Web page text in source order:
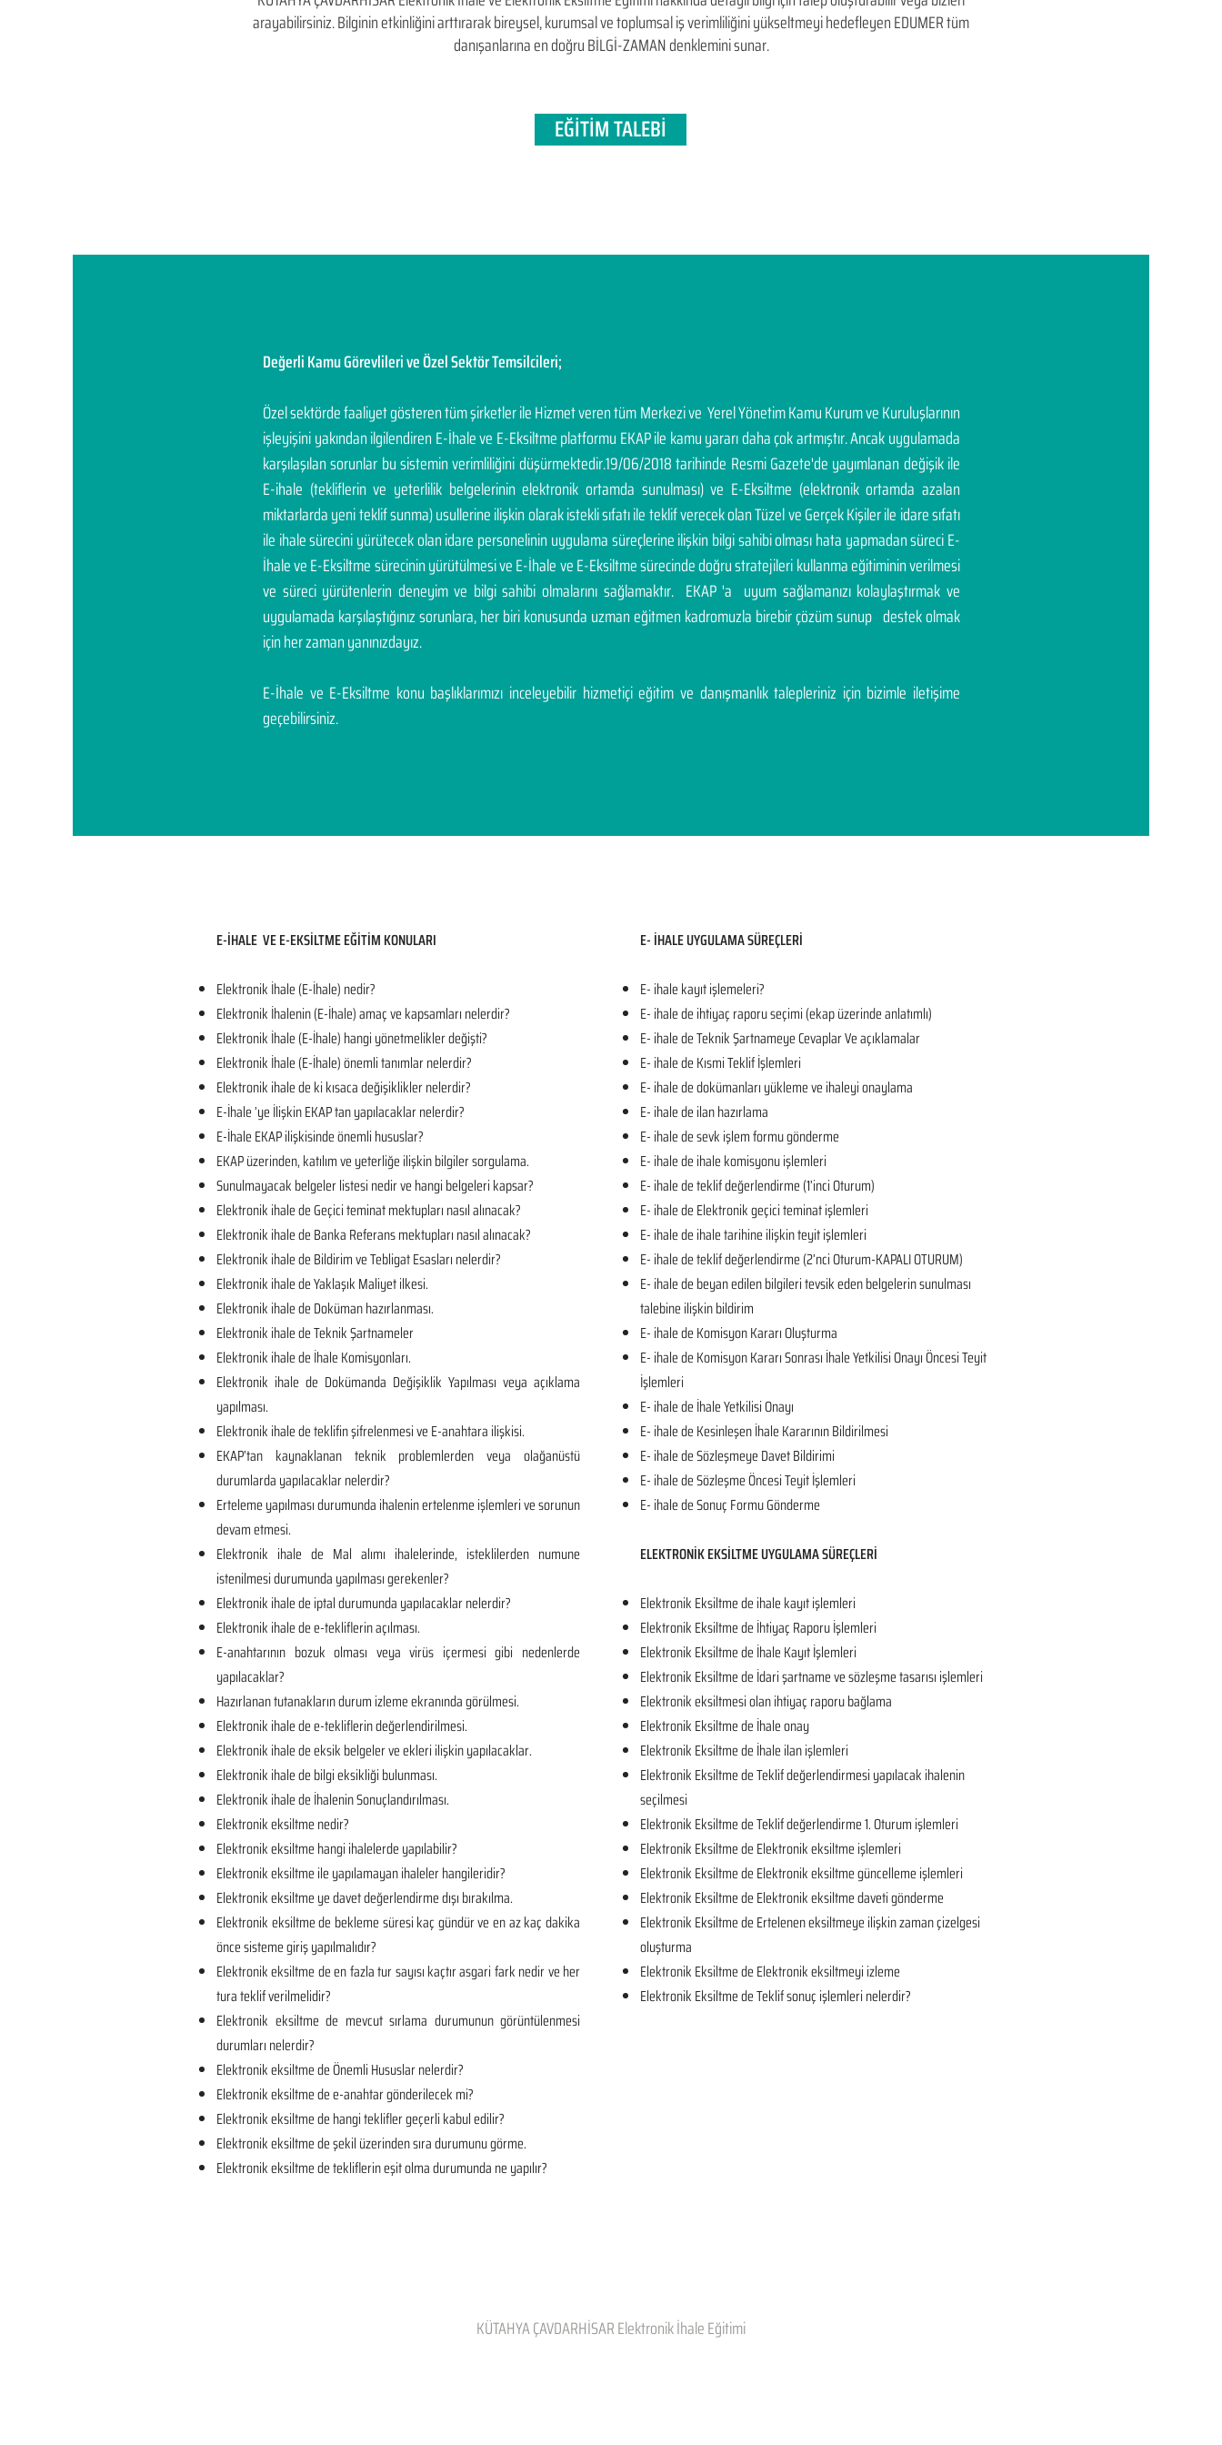
arayabilirsiniz. Bilginin etkinliğini arttırarak bireysel, kurumsal ve toplumsal iş verimliliğini yükseltmeyi hedefleyen​ EDUMER tüm
danışanlarına en doğru BİLGİ-ZAMAN denklemini sunar.
EĞİTİM TALEBİ
Değerli Kamu Görevlileri ve Özel Sektör Temsilcileri;
Özel sektörde faaliyet gösteren tüm şirketler ile Hizmet veren tüm Merkezi ve Yerel Yönetim Kamu Kurum ve Kuruluşlarının
işleyişini yakından ilgilendiren E-İhale ve E-Eksiltme platformu EKAP ile kamu yararı daha çok artmıştır. Ancak uygulamada
karşılaşılan sorunlar bu sistemin verimliliğini düşürmektedir.19/06/2018 tarihinde Resmi Gazete'de yayımlanan değişik ile
E-ihale (tekliflerin ve yeterlilik belgelerinin elektronik ortamda sunulması) ve E-Eksiltme (elektronik ortamda azalan
miktarlarda yeni teklif sunma) usullerine ilişkin olarak istekli sıfatı ile teklif verecek olan Tüzel ve Gerçek Kişiler ile idare sıfatı
ile ihale sürecini yürütecek olan idare personelinin uygulama süreçlerine ilişkin bilgi sahibi olması hata yapmadan süreci E-
İhale ve E-Eksiltme sürecinin yürütülmesi ve E-İhale ve E-Eksiltme sürecinde doğru stratejileri kullanma eğitiminin verilmesi
ve süreci yürütenlerin deneyim ve bilgi sahibi olmalarını sağlamaktır. EKAP 'a uyum sağlamanızı kolaylaştırmak ve
uygulamada karşılaştığınız sorunlara, her biri konusunda uzman eğitmen kadromuzla birebir çözüm sunup destek olmak
için her zaman yanınızdayız.
E-İhale ve E-Eksiltme konu başlıklarımızı inceleyebilir hizmetiçi eğitim ve danışmanlık talepleriniz için bizimle iletişime
geçebilirsiniz.
E-İHALE VE E-EKSİLTME EĞİTİM KONULARI​
Elektronik İhale (E-İhale) nedir?
Elektronik İhalenin (E-İhale) amaç ve kapsamları nelerdir?
Elektronik İhale (E-İhale) hangi yönetmelikler değişti?
Elektronik İhale (E-İhale) önemli tanımlar nelerdir?
Elektronik ihale de ki kısaca değişiklikler nelerdir?
E-İhale ’ye İlişkin EKAP tan yapılacaklar nelerdir?
E-İhale EKAP ilişkisinde önemli hususlar?
EKAP üzerinden, katılım ve yeterliğe ilişkin bilgiler sorgulama.
Sunulmayacak belgeler listesi nedir ve hangi belgeleri kapsar?
Elektronik ihale de Geçici teminat mektupları nasıl alınacak?
Elektronik ihale de Banka Referans mektupları nasıl alınacak?
Elektronik ihale de Bildirim ve Tebligat Esasları nelerdir?
Elektronik ihale de Yaklaşık Maliyet ilkesi.
Elektronik ihale de Doküman hazırlanması.
Elektronik ihale de Teknik Şartnameler
Elektronik ihale de İhale Komisyonları.
Elektronik ihale de Dokümanda Değişiklik Yapılması veya açıklama
yapılması.
Elektronik ihale de teklifin şifrelenmesi ve E-anahtara ilişkisi.
EKAP’tan kaynaklanan teknik problemlerden veya olağanüstü
durumlarda yapılacaklar nelerdir?
Erteleme yapılması durumunda ihalenin ertelenme işlemleri ve sorunun
devam etmesi.
Elektronik ihale de Mal alımı ihalelerinde, isteklilerden numune
istenilmesi durumunda yapılması gerekenler?
Elektronik ihale de iptal durumunda yapılacaklar nelerdir?
Elektronik ihale de e-tekliflerin açılması.
E-anahtarının bozuk olması veya virüs içermesi gibi nedenlerde
yapılacaklar?
Hazırlanan tutanakların durum izleme ekranında görülmesi.
Elektronik ihale de e-tekliflerin değerlendirilmesi.
Elektronik ihale de eksik belgeler ve ekleri ilişkin yapılacaklar.
Elektronik ihale de bilgi eksikliği bulunması.
Elektronik ihale de İhalenin Sonuçlandırılması.
Elektronik eksiltme nedir?
Elektronik eksiltme hangi ihalelerde yapılabilir?
Elektronik eksiltme ile yapılamayan ihaleler hangileridir?
Elektronik eksiltme ye davet değerlendirme dışı bırakılma.
Elektronik eksiltme de bekleme süresi kaç gündür ve en az kaç dakika
önce sisteme giriş yapılmalıdır?
Elektronik eksiltme de en fazla tur sayısı kaçtır asgari fark nedir ve her
tura teklif verilmelidir?
Elektronik eksiltme de mevcut sırlama durumunun görüntülenmesi
durumları nelerdir?
Elektronik eksiltme de Önemli Hususlar nelerdir?
Elektronik eksiltme de e-anahtar gönderilecek mi?
Elektronik eksiltme de hangi teklifler geçerli kabul edilir?
Elektronik eksiltme de şekil üzerinden sıra durumunu görme.
Elektronik eksiltme de tekliflerin eşit olma durumunda ne yapılır?
E- İHALE UYGULAMA SÜREÇLERİ
E- ihale kayıt işlemeleri?
E- ihale de ihtiyaç raporu seçimi (ekap üzerinde anlatımlı)
E- ihale de Teknik Şartnameye Cevaplar Ve açıklamalar
E- ihale de Kısmi Teklif İşlemleri
E- ihale de dokümanları yükleme ve ihaleyi onaylama
E- ihale de ilan hazırlama
E- ihale de sevk işlem formu gönderme
E- ihale de ihale komisyonu işlemleri
E- ihale de teklif değerlendirme (1’inci Oturum)
E- ihale de Elektronik geçici teminat işlemleri
E- ihale de ihale tarihine ilişkin teyit işlemleri
E- ihale de teklif değerlendirme (2’nci Oturum-KAPALI OTURUM)
E- ihale de beyan edilen bilgileri tevsik eden belgelerin sunulması
talebine ilişkin bildirim
E- ihale de Komisyon Kararı Oluşturma
E- ihale de Komisyon Kararı Sonrası İhale Yetkilisi Onayı Öncesi Teyit
İşlemleri
E- ihale de İhale Yetkilisi Onayı
E- ihale de Kesinleşen İhale Kararının Bildirilmesi
E- ihale de Sözleşmeye Davet Bildirimi
E- ihale de Sözleşme Öncesi Teyit İşlemleri
E- ihale de Sonuç Formu Gönderme
ELEKTRONİK EKSİLTME UYGULAMA SÜREÇLERİ
Elektronik Eksiltme de ihale kayıt işlemleri
Elektronik Eksiltme de İhtiyaç Raporu İşlemleri
Elektronik Eksiltme de İhale Kayıt İşlemleri
Elektronik Eksiltme de İdari şartname ve sözleşme tasarısı işlemleri
Elektronik eksiltmesi olan ihtiyaç raporu bağlama
Elektronik Eksiltme de İhale onay
Elektronik Eksiltme de İhale ilan işlemleri
Elektronik Eksiltme de Teklif değerlendirmesi yapılacak ihalenin
seçilmesi
Elektronik Eksiltme de Teklif değerlendirme 1. Oturum işlemleri
Elektronik Eksiltme de Elektronik eksiltme işlemleri
Elektronik Eksiltme de Elektronik eksiltme güncelleme işlemleri
Elektronik Eksiltme de Elektronik eksiltme daveti gönderme
Elektronik Eksiltme de Ertelenen eksiltmeye ilişkin zaman çizelgesi
oluşturma
Elektronik Eksiltme de Elektronik eksiltmeyi izleme
Elektronik Eksiltme de Teklif sonuç işlemleri nelerdir?
KÜTAHYA ÇAVDARHİSAR Elektronik İhale Eğitimi